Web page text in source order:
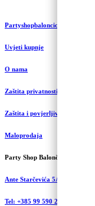
Partyshopbaloncic.hr
Uvjeti kupnje
O nama
Zaštita privatnosti i kolačići
Zaštita i povjerljivost podataka
Maloprodaja
Party Shop Balončić, obrt
Ante Starčevića 5A, Koprivnica
Tel: +385 99 590 2450